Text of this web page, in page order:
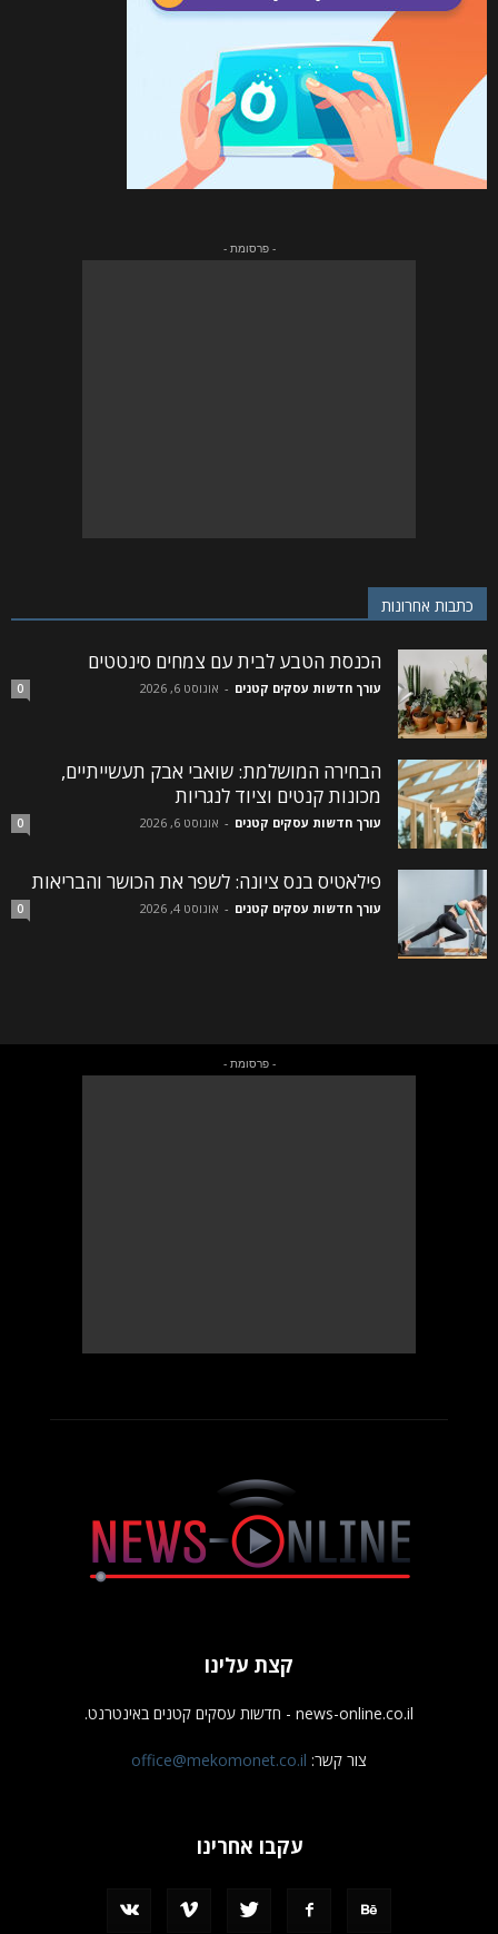
- פרסומת -
כתבות אחרונות
הכנסת הטבע לבית עם צמחים סינטטים
עורך חדשות עסקים קטנים - אוגוסט 6, 2026 0
הבחירה המושלמת: שואבי אבק תעשייתיים,
מכונות קנטים וציוד לנגריות
עורך חדשות עסקים קטנים - אוגוסט 6, 2026 0
פילאטיס בנס ציונה: לשפר את הכושר והבריאות
עורך חדשות עסקים קטנים - אוגוסט 4, 2026 0
- פרסומת -
קצת עלינו
news-online.co.il - חדשות עסקים קטנים באינטרנט.
צור קשר: office@mekomonet.co.il
עקבו אחרינו